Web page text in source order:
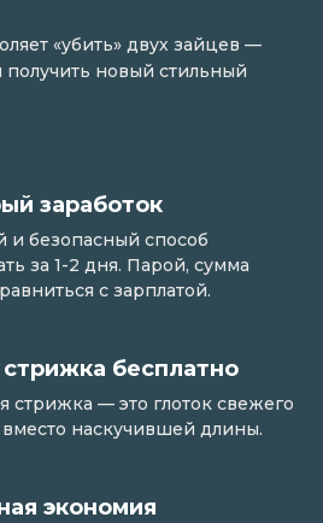
«убить» двух зайцев —
получить новый стильный
заработок
и безопасный способ
за 1-2 дня. Парой, сумма
с зарплатой.
бесплатно
стрижка — это глоток свежего
вместо наскучившей длины.
экономия